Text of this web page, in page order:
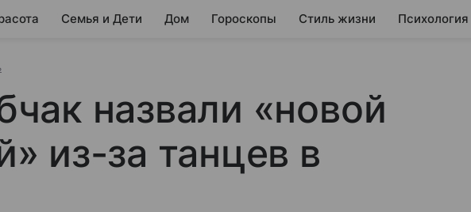
Семья и Дети Дом Гороскопы Стиль жизни Психология
назвали «новой
из-за танцев в